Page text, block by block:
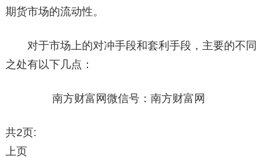
期货市场的流动性。
对于市场上的对冲手段和套利手段，主要的不同
之处有以下几点：
南方财富网微信号：南方财富网
共2页:
上页